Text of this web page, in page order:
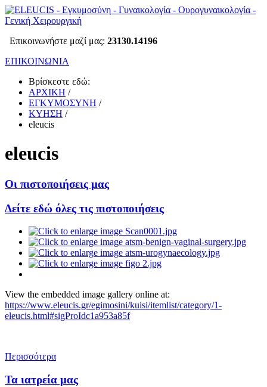
Επικοινωνήστε μαζί μας: 23130.14196
ΕΠΙΚΟΙΝΩΝΙΑ
Βρίσκεστε εδώ:
ΑΡΧΙΚΗ /
ΕΓΚΥΜΟΣΥΝΗ /
ΚΥΗΣΗ /
eleucis
eleucis
Οι πιστοποιήσεις μας
Δείτε εδώ όλες τις πιστοποιήσεις
View the embedded image gallery online at:
https://www.eleucis.gr/egimosini/kuisi/itemlist/category/1-
eleucis.html#sigProIdc1a953a85f
Περισσότερα
Τα ιατρεία μας